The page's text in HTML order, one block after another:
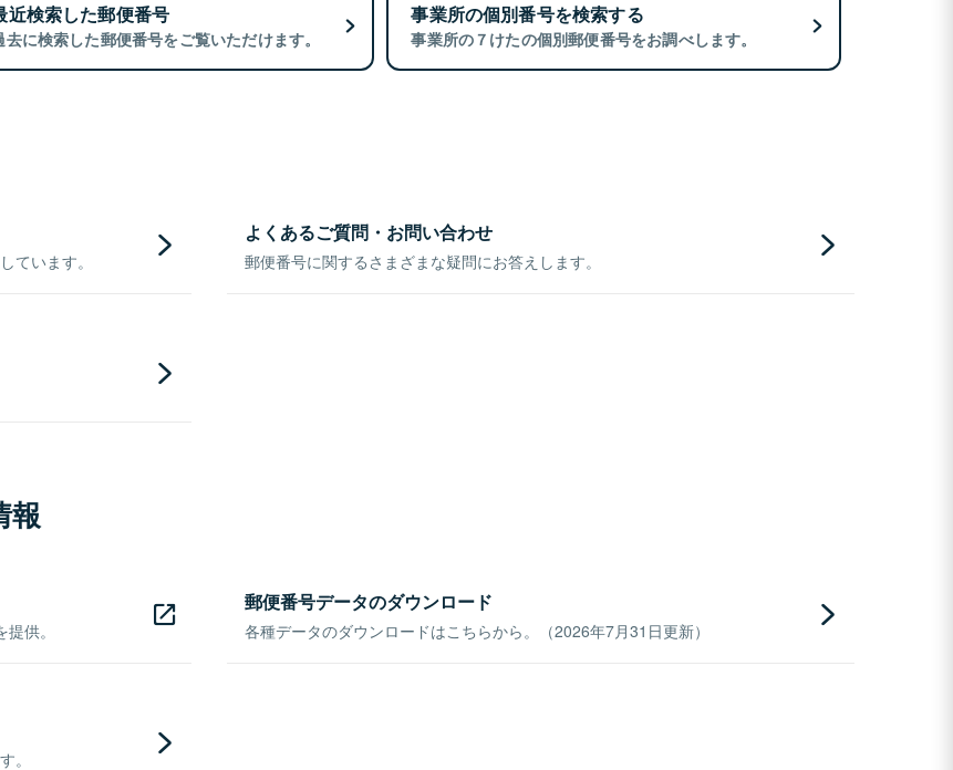
近検索した郵便番号
去に検索した郵便番号をご覧いただけます。
事業所の個別番号を検索する
事業所の７けたの個別郵便番号をお調べします。
ています。
よくあるご質問・お問い合わせ
郵便番号に関するさまざまな疑問にお答えします。
報
供。
郵便番号データのダウンロード
各種データのダウンロードはこちらから。（2026年7月31日更新）
。